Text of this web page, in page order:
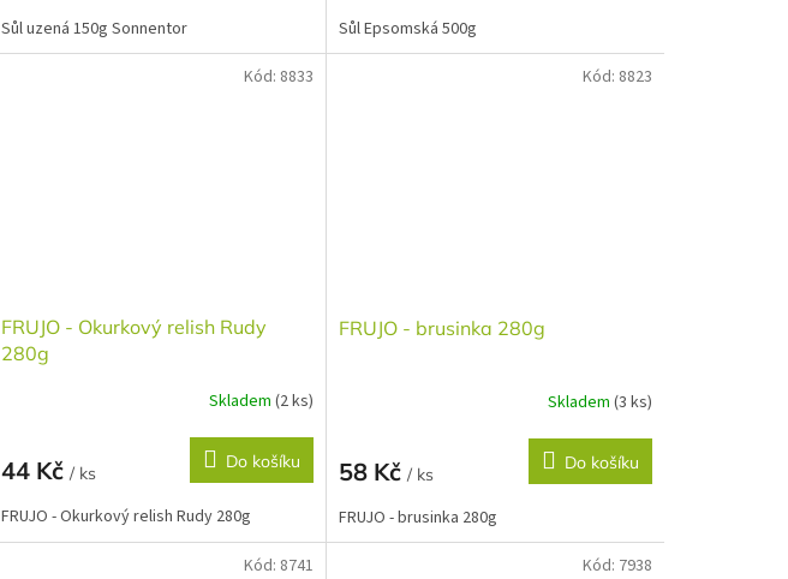
Sůl uzená 150g Sonnentor Sůl Epsomská 500g
FRUJO - Okurkový relish Rudy
280g
Skladem (2 ks)
44 Kč / ks
Do košíku
FRUJO - Okurkový relish Rudy 280g
Kód: 8833
FRUJO - brusinka 280g
Skladem (3 ks)
58 Kč / ks
Do košíku
FRUJO - brusinka 280g
Kód: 8823
Kód: 8741 Kód: 7938